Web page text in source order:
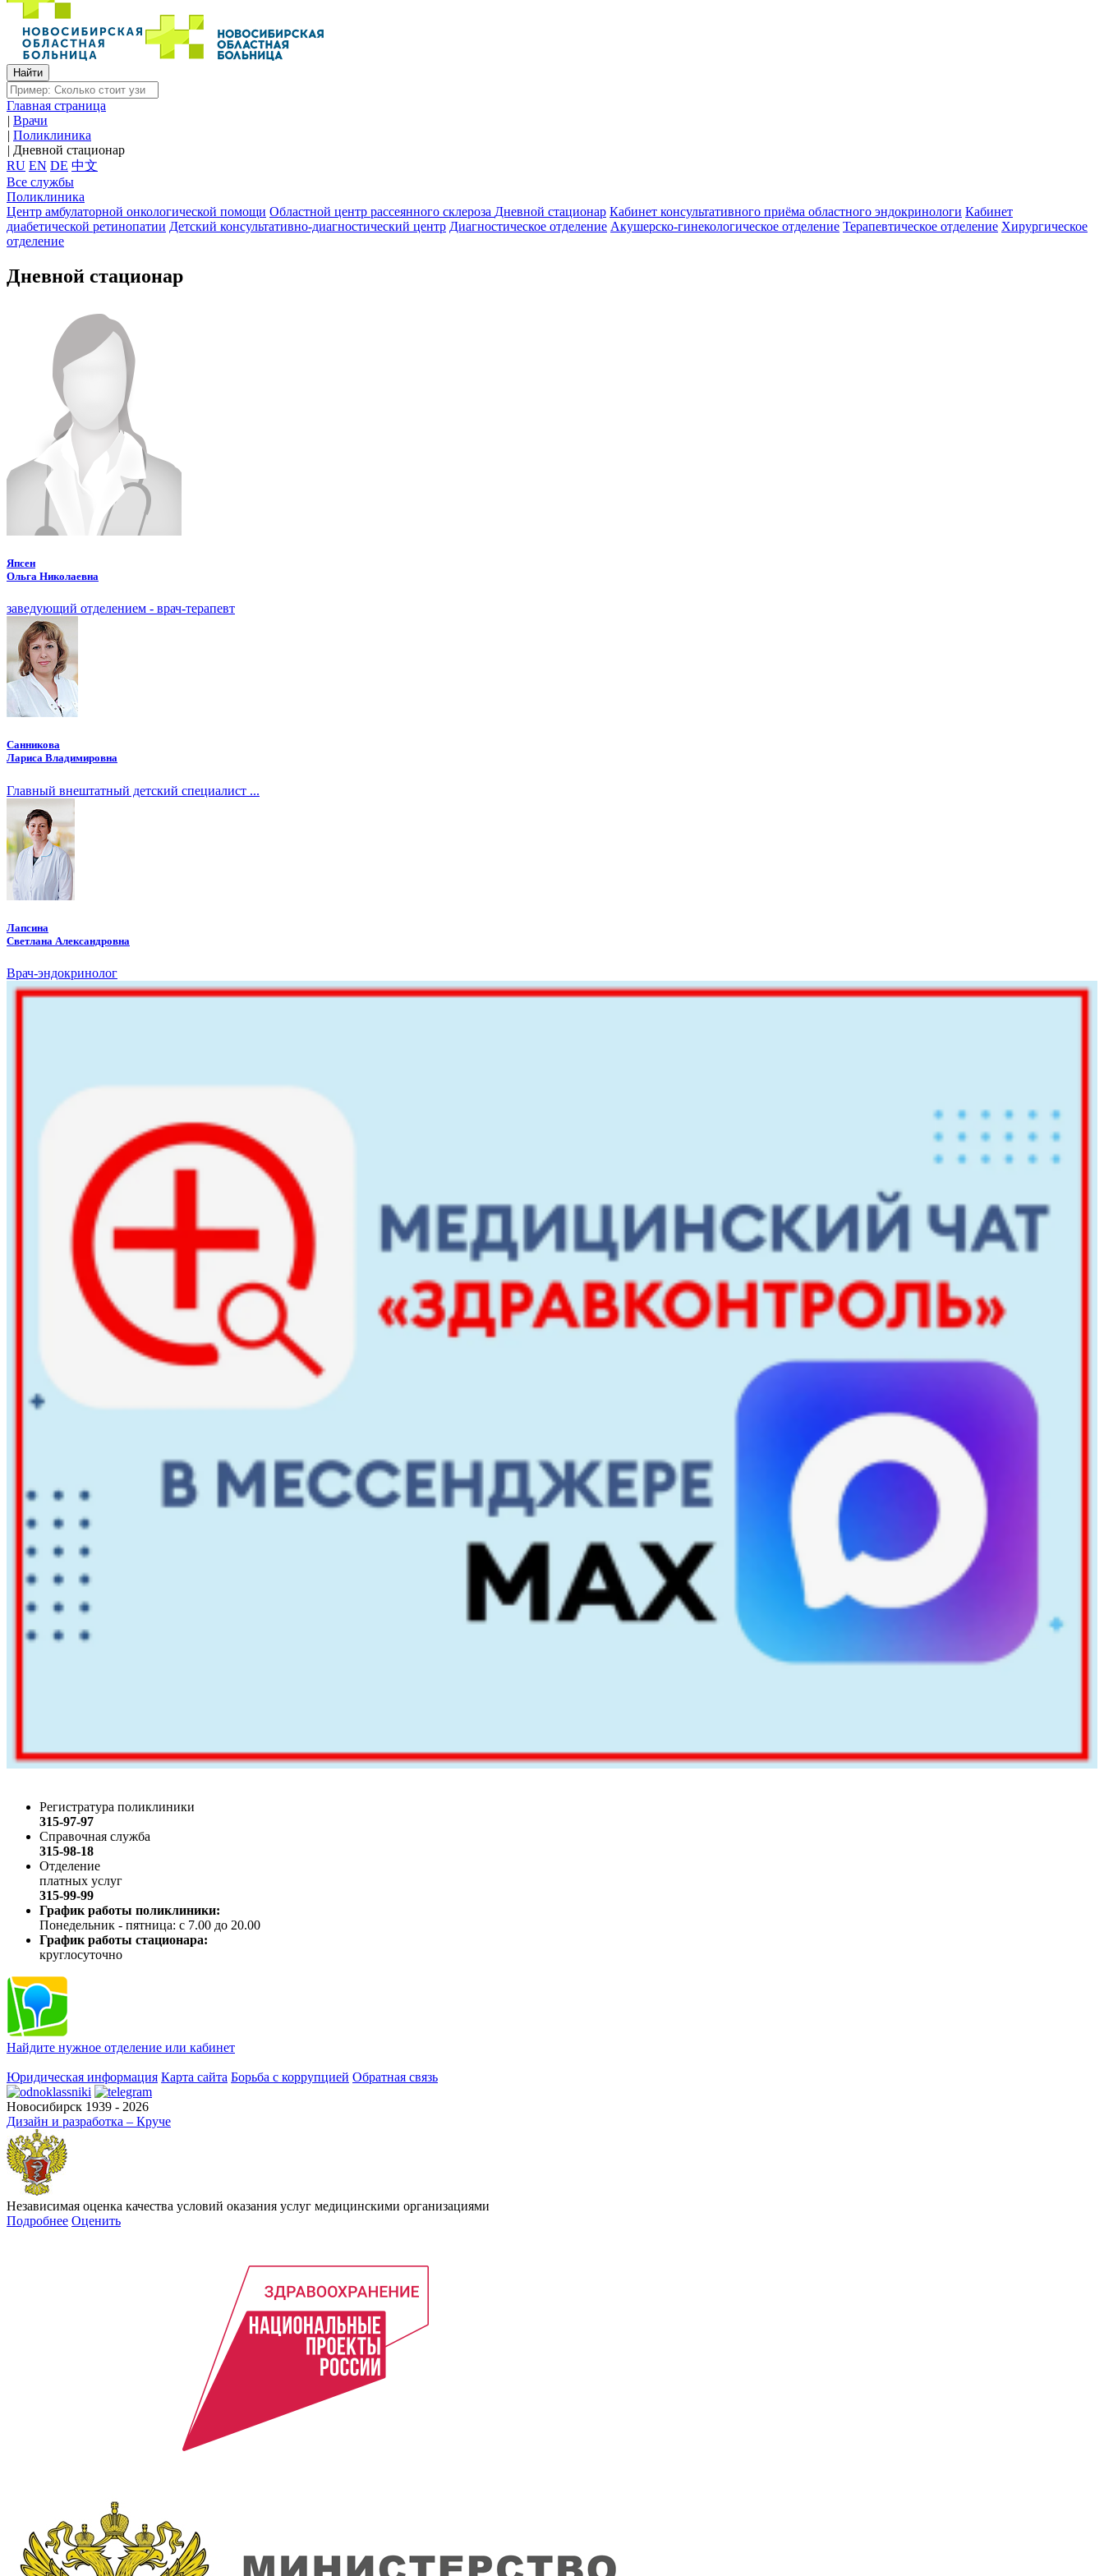
Главная страница
| Врачи
| Поликлиника
| Дневной стационар
RU EN DE 中文
Все службы
Поликлиника
Центр амбулаторной онкологической помощи Областной центр рассеянного склероза Дневной стационар Кабинет консультативного приёма областного эндокринологи Кабинет
диабетической ретинопатии Детский консультативно-диагностический центр Диагностическое отделение Акушерско-гинекологическое отделение Терапевтическое отделение Хирургическое
отделение
Дневной стационар
Япсен
Ольга Николаевна
заведующий отделением - врач-терапевт
Санникова
Лариса Владимировна
Главный внештатный детский специалист ...
Лапсина
Светлана Александровна
Врач-эндокринолог
Регистратура поликлиники
315-97-97
Справочная служба
315-98-18
Отделение
платных услуг
315-99-99
График работы поликлиники:
Понедельник - пятница: с 7.00 до 20.00
График работы стационара:
круглосуточно
Найдите нужное отделение или кабинет
Юридическая информация Карта сайта Борьба с коррупцией Обратная связь
Новосибирск 1939 - 2026
Дизайн и разработка – Круче
Независимая оценка качества условий оказания услуг медицинскими организациями
Подробнее Оценить